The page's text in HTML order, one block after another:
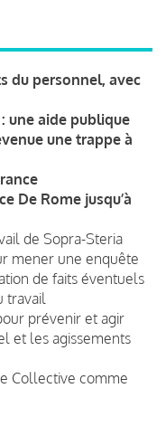
du personnel, avec
une aide publique
une trappe à
De Rome jusqu’à
de Sopra-Steria
mener une enquête
de faits éventuels
travail
prévenir et agir
et les agissements
Collective comme